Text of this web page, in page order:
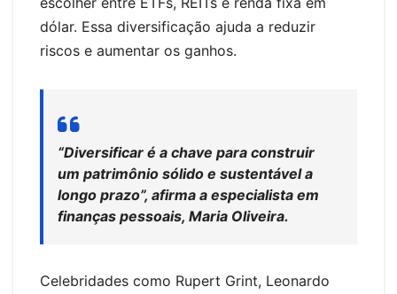
dólar. Essa diversificação ajuda a reduzir
riscos e aumentar os ganhos.
“Diversificar é a chave para construir
um patrimônio sólido e sustentável a
longo prazo”, afirma a especialista em
finanças pessoais, Maria Oliveira.
Celebridades como Rupert Grint, Leonardo